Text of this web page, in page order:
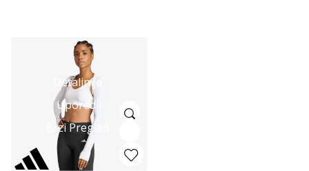
Detaljnije
Uporedi
Brzi Pregled